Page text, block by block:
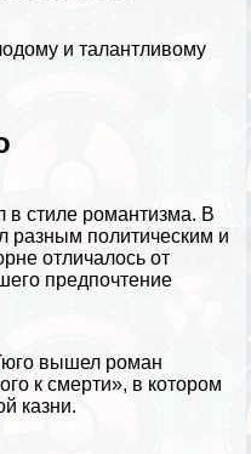
и талантливому
в стиле романтизма. В
разным политическим и
отличалось от
предпочтение
вышел роман
к cмepти», в котором
казни.